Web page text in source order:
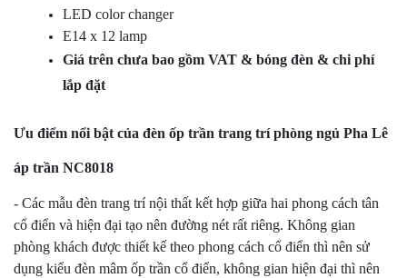
LED color changer
E14 x 12 lamp
Giá trên chưa bao gồm VAT & bóng đèn & chi phí
lắp đặt
Ưu điểm nổi bật của đèn ốp trần trang trí phòng ngủ Pha Lê
áp trần NC8018
- Các mẫu đèn trang trí nội thất kết hợp giữa hai phong cách tân
cổ điển và hiện đại tạo nên đường nét rất riêng. Không gian
phòng khách được thiết kế theo phong cách cổ điển thì nên sử
dụng kiểu đèn mâm ốp trần cổ điển, không gian hiện đại thì nên